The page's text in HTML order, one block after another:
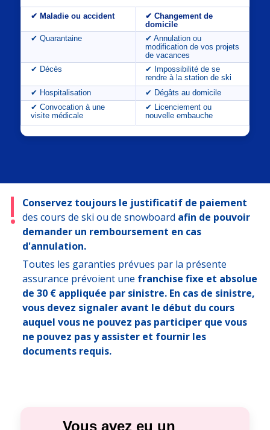
✔ Maladie ou accident
✔ Changement de
domicile
✔ Quarantaine
✔ Annulation ou
modification de vos projets
de vacances
✔ Décès
✔ Impossibilité de se
rendre à la station de ski
✔ Hospitalisation
✔ Dégâts au domicile
✔ Convocation à une
visite médicale
✔ Licenciement ou
nouvelle embauche
Conservez toujours le justificatif de paiement
des cours de ski ou de snowboard afin de pouvoir
demander un remboursement en cas
d'annulation.
Toutes les garanties prévues par la présente
assurance prévoient une franchise fixe et absolue
de 30 € appliquée par sinistre. En cas de sinistre,
vous devez signaler avant le début du cours
auquel vous ne pouvez pas participer que vous
ne pouvez pas y assister et fournir les
documents requis.
Vous avez eu un